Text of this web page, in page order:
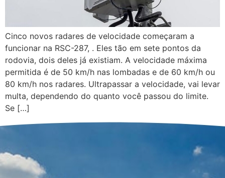
Cinco novos radares de velocidade começaram a
funcionar na RSC-287, . Eles tão em sete pontos da
rodovia, dois deles já existiam. A velocidade máxima
permitida é de 50 km/h nas lombadas e de 60 km/h ou
80 km/h nos radares. Ultrapassar a velocidade, vai levar
multa, dependendo do quanto você passou do limite.
Se […]